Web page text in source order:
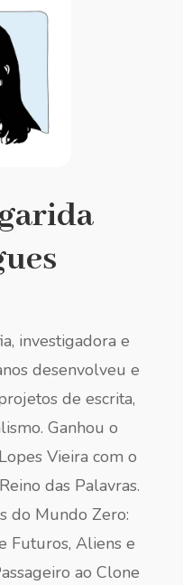
investigadora e
desenvolveu e
de escrita,
Ganhou o
Vieira com o
das Palavras.
do Mundo Zero:
Futuros, Aliens e
ao Clone